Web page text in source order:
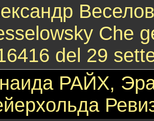
Che
del 29
РАЙХ,